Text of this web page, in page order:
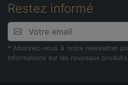
Restez informé
* Abonnez-vous à notre newsletter
informations sur les nouveaux produits.